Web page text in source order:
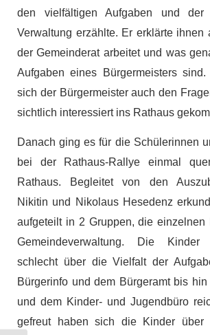
den vielfältigen Aufgaben und der
Verwaltung erzählte. Er erklärte ihnen
der Gemeinderat arbeitet und was
Aufgaben eines Bürgermeisters
sich der Bürgermeister auch den
sichtlich interessiert ins Rathaus
Danach ging es für die Schülerinnen
bei der Rathaus-Rallye einmal
Rathaus. Begleitet von den
Nikitin und Nikolaus Hesedenz
aufgeteilt in 2 Gruppen, die einzelnen
Gemeindeverwaltung. Die
schlecht über die Vielfalt der
Bürgerinfo und dem Bürgeramt bis
und dem Kinder- und Jugendbüro
gefreut haben sich die Kinder über